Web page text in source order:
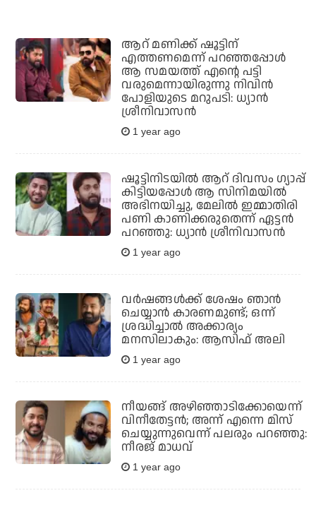
ആറ് മണിക്ക് ഷൂട്ടിന്
എത്തണമെന്ന് പറഞ്ഞപ്പോള്‍
ആ സമയത്ത് എന്റെ പട്ടി
വരുമെന്നായിരുന്നു നിവിന്‍
പോളിയുടെ മറുപടി: ധ്യാന്‍
ശ്രീനിവാസന്‍
1 year ago
ഷൂട്ടിനിടയില്‍ ആറ് ദിവസം ഗ്യാപ്പ്
കിട്ടിയപ്പോള്‍ ആ സിനിമയില്‍
അഭിനയിച്ചു, മേലില്‍ ഇമ്മാതിരി
പണി കാണിക്കരുതെന്ന് ഏട്ടന്‍
പറഞ്ഞു: ധ്യാന്‍ ശ്രീനിവാസന്‍
1 year ago
വർഷങ്ങൾക്ക് ശേഷം ഞാൻ
ചെയ്യാൻ കാരണമുണ്ട്; ഒന്ന്
ശ്രദ്ധിച്ചാൽ അക്കാര്യം
മനസിലാകും: ആസിഫ് അലി
1 year ago
നീയങ്ങ് അഴിഞ്ഞാടിക്കോയെന്ന്
വിനീതേട്ടന്‍; അന്ന് എന്നെ മിസ്
ചെയ്യുന്നുവെന്ന് പലരും പറഞ്ഞു:
നീരജ് മാധവ്
1 year ago